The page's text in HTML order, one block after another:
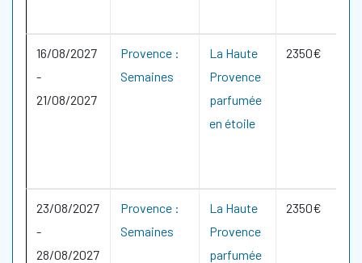
16/08/2027
-
21/08/2027
Provence :
Semaines
La Haute
Provence
parfumée
en étoile
2350€
23/08/2027
-
28/08/2027
Provence :
Semaines
La Haute
Provence
parfumée
2350€